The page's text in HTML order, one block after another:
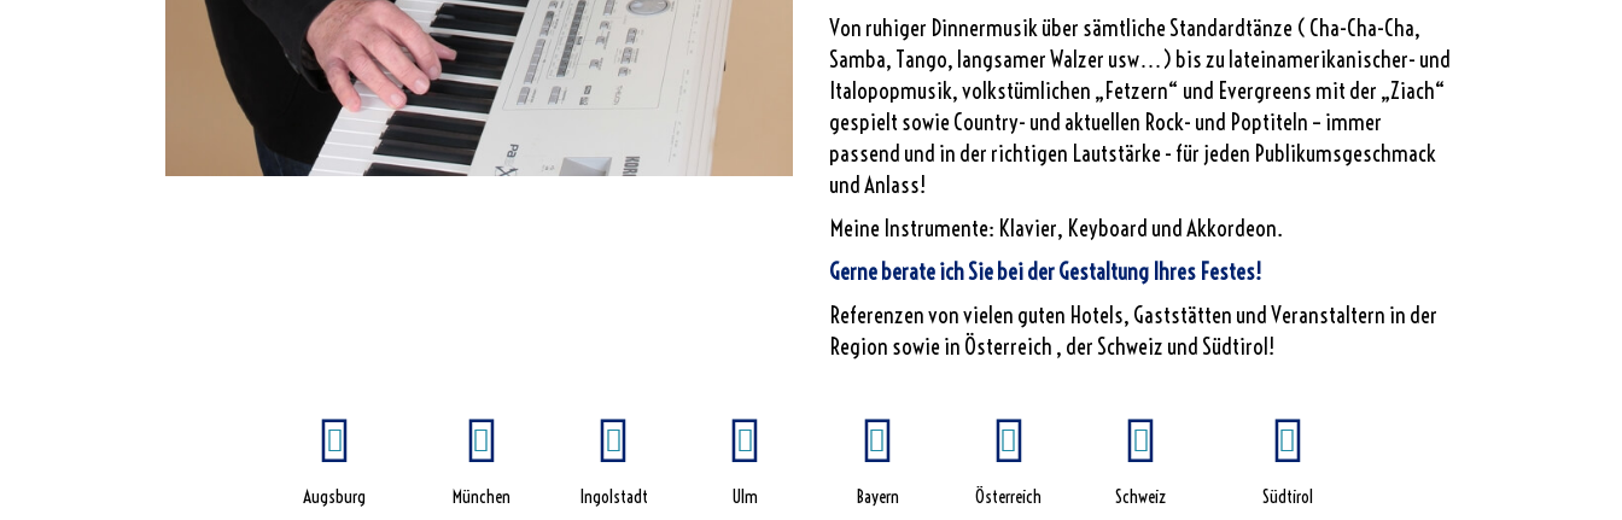
Von ruhiger Dinnermusik über sämtliche Standardtänze ( Cha-Cha-Cha,
Samba, Tango, langsamer Walzer usw…) bis zu lateinamerikanischer- und
Italopopmusik, volkstümlichen „Fetzern“ und Evergreens mit der „Ziach“
gespielt sowie Country- und aktuellen Rock- und Poptiteln – immer
passend und in der richtigen Lautstärke - für jeden Publikumsgeschmack
und Anlass!
Meine Instrumente: Klavier, Keyboard und Akkordeon.
Gerne berate ich Sie bei der Gestaltung Ihres Festes!
Referenzen von vielen guten Hotels, Gaststätten und Veranstaltern in der
Region sowie in Österreich , der Schweiz und Südtirol!
Augsburg München Ingolstadt Ulm Bayern Österreich Schweiz Südtirol